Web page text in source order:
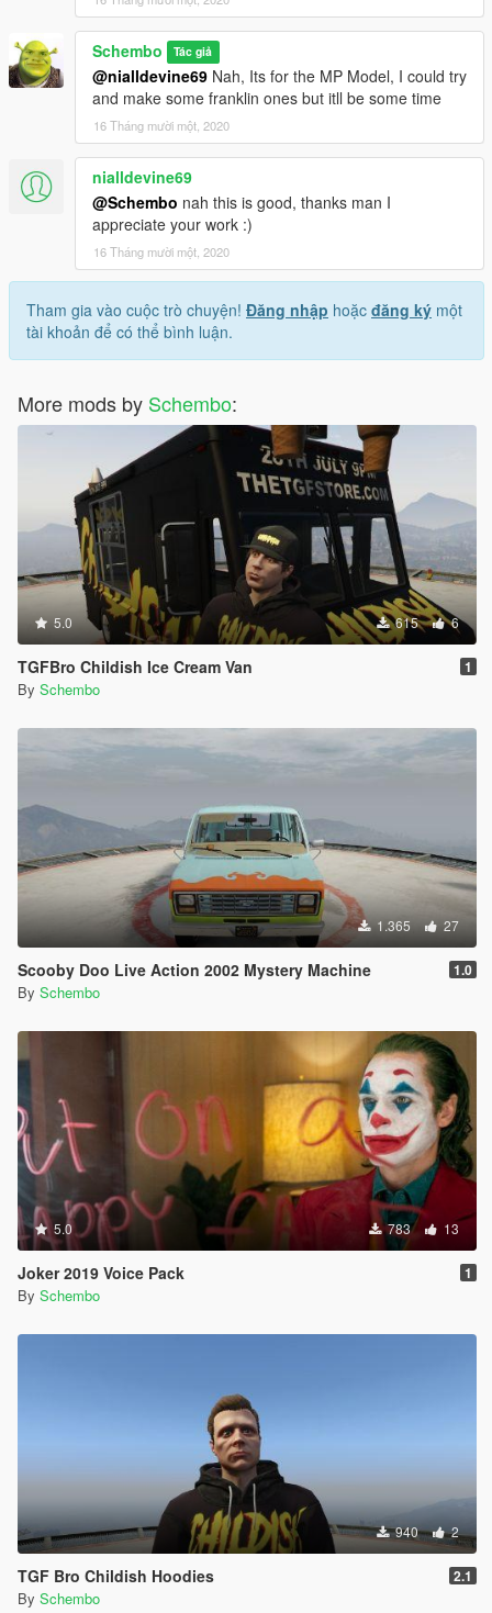
Schembo Tác giả
@nialldevine69 Nah, Its for the MP Model, I could try
and make some franklin ones but itll be some time
16 Tháng mười một, 2020
nialldevine69
@Schembo nah this is good, thanks man I
appreciate your work :)
16 Tháng mười một, 2020
Tham gia vào cuộc trò chuyện! Đăng nhập hoặc đăng ký một
tài khoản để có thể bình luận.
More mods by Schembo:
5.0 615 6
TGFBro Childish Ice Cream Van 1
By Schembo
1.365 27
Scooby Doo Live Action 2002 Mystery Machine 1.0
By Schembo
5.0 783 13
Joker 2019 Voice Pack 1
By Schembo
940 2
TGF Bro Childish Hoodies 2.1
By Schembo